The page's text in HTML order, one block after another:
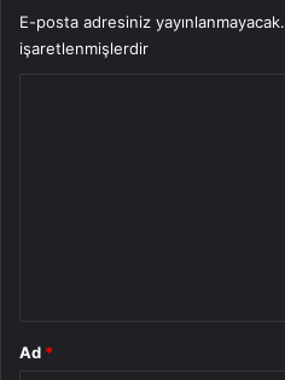
E-posta adresiniz yayınlanmayacak.
işaretlenmişlerdir
Ad *